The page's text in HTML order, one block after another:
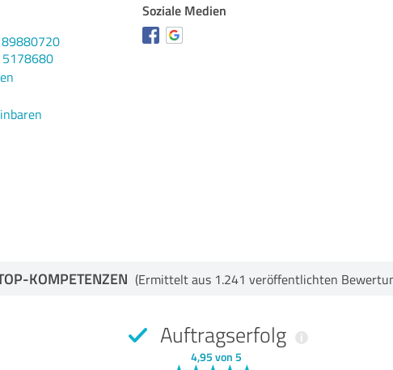
5178680
Soziale Medien
KOMPETENZEN (Ermittelt aus 1.241 veröffentlichten
Auftragserfolg
4,95 von 5